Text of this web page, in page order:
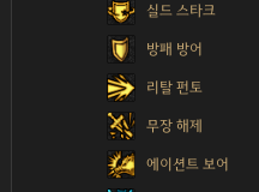
실드 스타크
방패 방어
리탈 펀토
무장 해제
에이션트 보어